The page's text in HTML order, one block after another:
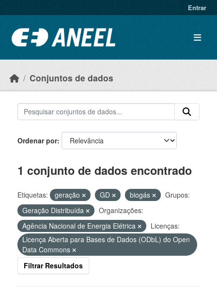
Entrar
Conjuntos de dados
Ordenar por
1 conjunto de dados encontrado
Etiquetas: geração GD biogás
Grupos:
Geração Distribuída
Organizações:
Agência Nacional de Energia Elétrica
Licenças:
Licença Aberta para Bases de Dados (ODbL) do Open
Data Commons
Filtrar Resultados